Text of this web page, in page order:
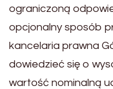
ograniczoną
opcjonalny sposób
kancelaria prawna
dowiedzieć się o
wartość nominalną